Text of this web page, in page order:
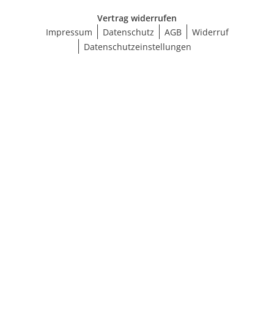
Vertrag widerrufen
Impressum
Datenschutz AGB
Widerruf
Datenschutzeinstellungen